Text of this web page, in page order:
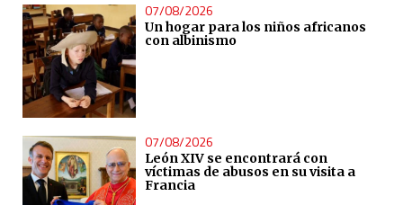
07/08/2026
Un hogar para los niños africanos
con albinismo
07/08/2026
León XIV se encontrará con
víctimas de abusos en su visita a
Francia